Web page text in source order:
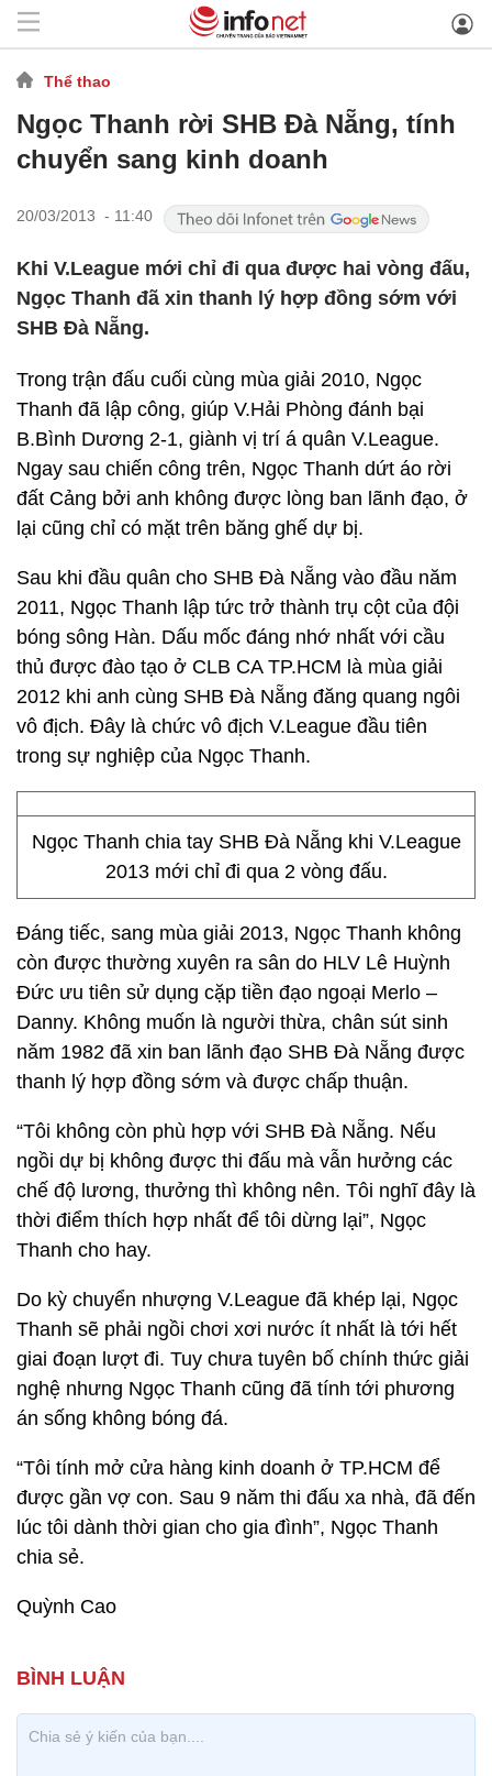
Thể thao
Ngọc Thanh rời SHB Đà Nẵng, tính
chuyển sang kinh doanh
20/03/2013 - 11:40
Khi V.League mới chỉ đi qua được hai vòng đấu,
Ngọc Thanh đã xin thanh lý hợp đồng sớm với
SHB Đà Nẵng.
Trong trận đấu cuối cùng mùa giải 2010, Ngọc
Thanh đã lập công, giúp V.Hải Phòng đánh bại
B.Bình Dương 2-1, giành vị trí á quân V.League.
Ngay sau chiến công trên, Ngọc Thanh dứt áo rời
đất Cảng bởi anh không được lòng ban lãnh đạo, ở
lại cũng chỉ có mặt trên băng ghế dự bị.
Sau khi đầu quân cho SHB Đà Nẵng vào đầu năm
2011, Ngọc Thanh lập tức trở thành trụ cột của đội
bóng sông Hàn. Dấu mốc đáng nhớ nhất với cầu
thủ được đào tạo ở CLB CA TP.HCM là mùa giải
2012 khi anh cùng SHB Đà Nẵng đăng quang ngôi
vô địch. Đây là chức vô địch V.League đầu tiên
trong sự nghiệp của Ngọc Thanh.
Ngọc Thanh chia tay SHB Đà Nẵng khi V.League
2013 mới chỉ đi qua 2 vòng đấu.
Đáng tiếc, sang mùa giải 2013, Ngọc Thanh không
còn được thường xuyên ra sân do HLV Lê Huỳnh
Đức ưu tiên sử dụng cặp tiền đạo ngoại Merlo –
Danny. Không muốn là người thừa, chân sút sinh
năm 1982 đã xin ban lãnh đạo SHB Đà Nẵng được
thanh lý hợp đồng sớm và được chấp thuận.
“Tôi không còn phù hợp với SHB Đà Nẵng. Nếu
ngồi dự bị không được thi đấu mà vẫn hưởng các
chế độ lương, thưởng thì không nên. Tôi nghĩ đây là
thời điểm thích hợp nhất để tôi dừng lại”, Ngọc
Thanh cho hay.
Do kỳ chuyển nhượng V.League đã khép lại, Ngọc
Thanh sẽ phải ngồi chơi xơi nước ít nhất là tới hết
giai đoạn lượt đi. Tuy chưa tuyên bố chính thức giải
nghệ nhưng Ngọc Thanh cũng đã tính tới phương
án sống không bóng đá.
“Tôi tính mở cửa hàng kinh doanh ở TP.HCM để
được gần vợ con. Sau 9 năm thi đấu xa nhà, đã đến
lúc tôi dành thời gian cho gia đình”, Ngọc Thanh
chia sẻ.
Quỳnh Cao